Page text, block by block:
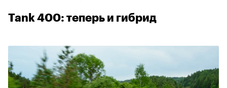
Tank 400: теперь и гибрид